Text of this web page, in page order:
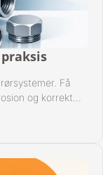
Få
og korrekt